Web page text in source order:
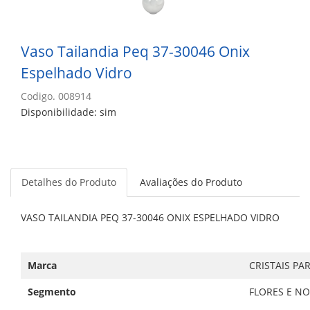
Vaso Tailandia Peq 37-30046 Onix
Espelhado Vidro
Codigo. 008914
Disponibilidade: sim
Detalhes do Produto Avaliações do Produto
VASO TAILANDIA PEQ 37-30046 ONIX ESPELHADO VIDRO
Marca
CRISTAIS
Segmento
FLORES E